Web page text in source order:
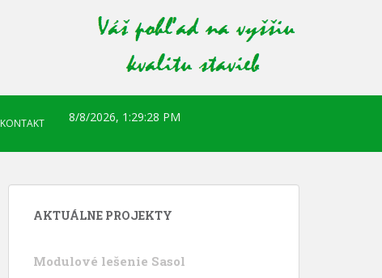
KONTAKT 8/8/2026, 1:29:29 PM
AKTUÁLNE PROJEKTY
Modulové lešenie Sasol